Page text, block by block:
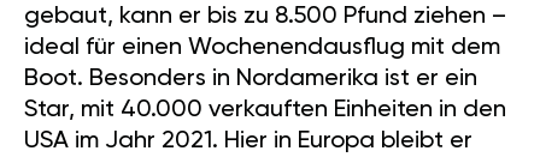
gebaut, kann er bis zu 8.500 Pfund ziehen –
ideal für einen Wochenendausflug mit dem
Boot. Besonders in Nordamerika ist er ein
Star, mit 40.000 verkauften Einheiten in den
USA im Jahr 2021. Hier in Europa bleibt er